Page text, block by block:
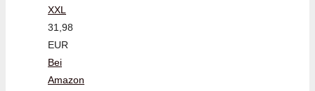
XXL
31,98
EUR
Bei
Amazon